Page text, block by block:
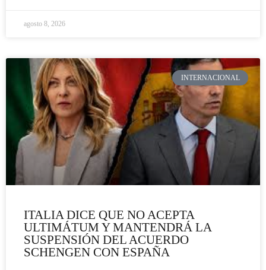
agosto 8, 2026
INTERNACIONAL
ITALIA DICE QUE NO ACEPTA
ULTIMÁTUM Y MANTENDRÁ LA
SUSPENSIÓN DEL ACUERDO
SCHENGEN CON ESPAÑA